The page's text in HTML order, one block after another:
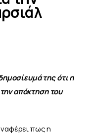
της ότι η
απόκτηση του
πως η